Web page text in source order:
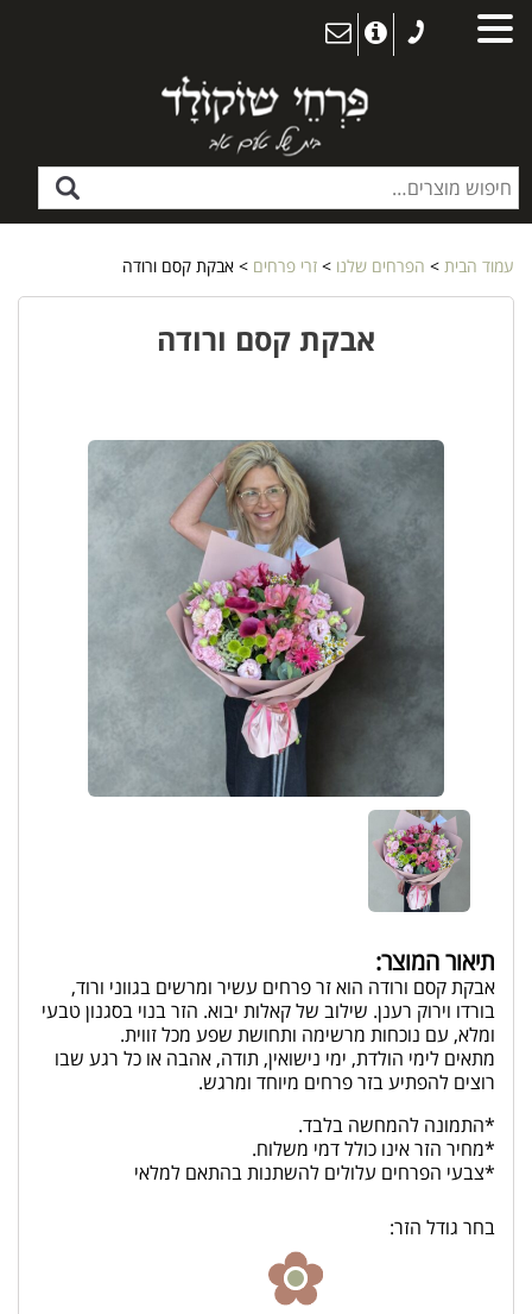
עמוד הבית > הפרחים שלנו > זרי פרחים > אבקת קסם ורודה
אבקת קסם ורודה
תיאור המוצר:
אבקת קסם ורודה הוא זר פרחים עשיר ומרשים בגווני ורוד,
בורדו וירוק רענן. שילוב של קאלות יבוא. הזר בנוי בסגנון טבעי
ומלא, עם נוכחות מרשימה ותחושת שפע מכל זווית.
מתאים לימי הולדת, ימי נישואין, תודה, אהבה או כל רגע שבו
רוצים להפתיע בזר פרחים מיוחד ומרגש.
*התמונה להמחשה בלבד.
*מחיר הזר אינו כולל דמי משלוח.
*צבעי הפרחים עלולים להשתנות בהתאם למלאי
בחר גודל הזר: